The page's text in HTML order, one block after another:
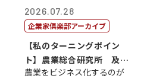
2026.07.28
企業家倶楽部アーカイブ
【私のターニングポイン
ト】農業総合研究所 及川
智正
農業をビジネス化するのが